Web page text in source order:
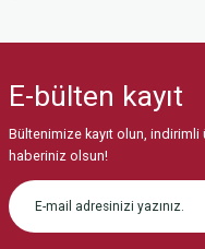
Görüş ve önerileriniz için
Ürün resmi kalitesiz,
Ürün açıklamasında
Ürün bilgilerinde hatalar
E-bülten kayıt
Bültenimize kayıt olun,
haberiniz olsun!